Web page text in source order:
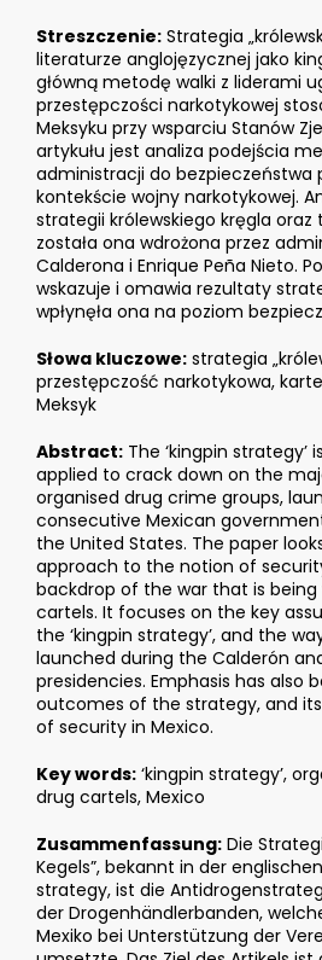
Streszczenie: Strategia
literaturze anglojęzycznej jako
główną metodę walki z liderami
przestępczości narkotykowej
Meksyku przy wsparciu Stanów
artykułu jest analiza podejścia
administracji do bezpieczeństwa
kontekście wojny narkotykowej.
strategii królewskiego kręgla oraz
została ona wdrożona przez
Calderona i Enrique Peña Nieto.
wskazuje i omawia rezultaty
wpłynęła ona na poziom
Słowa kluczowe: strategia
przestępczość narkotykowa,
Meksyk
Abstract: The ‘kingpin strategy’
applied to crack down on the
organised drug crime groups,
consecutive Mexican
the United States. The paper
approach to the notion of
backdrop of the war that is
cartels. It focuses on the key
the ‘kingpin strategy’, and the
launched during the Calderón
presidencies. Emphasis has also
outcomes of the strategy, and
of security in Mexico.
Key words: ‘kingpin strategy’,
drug cartels, Mexico
Zusammenfassung: Die
Kegels”, bekannt in der
strategy, ist die
der Drogenhändlerbanden,
Mexiko bei Unterstützung der